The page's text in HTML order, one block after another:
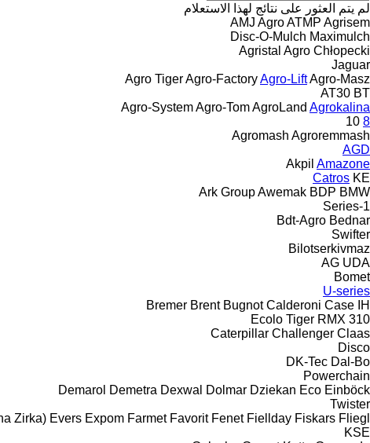
لم يتم العثور على نتائج لهذا الاستعلام
AMJ AgroATMP Agrisem
Disc-O-Mulch Maximulch
Agristal Agro Chłopecki
Jaguar
Agro TigerAgro-FactoryAgro-LiftAgro-Masz
AT30 BT
Agro-SystemAgro-TomAgroLand Agrokalina
8
10
Agromash Agroremmash
AGD
Akpil Amazone
Catros KE
Ark GroupAwemak BDP BMW
1-Series
Bdt-Agro Bednar
Swifter
Bilotserkivmaz
AG UDA
Bomet
U-series
Bremer Brent Bugnot Calderoni Case IH
310
Ecolo Tiger RMX
Caterpillar Challenger Claas
Disco
DK-Tec Dal-Bo
Powerchain
Demarol Demetra Dexwal Dolmar Dziekan Eco Einböck
Twister
Zirka) Evers Expom Farmet Favorit Fenet Fiellday Fiskars Fliegl
KSE